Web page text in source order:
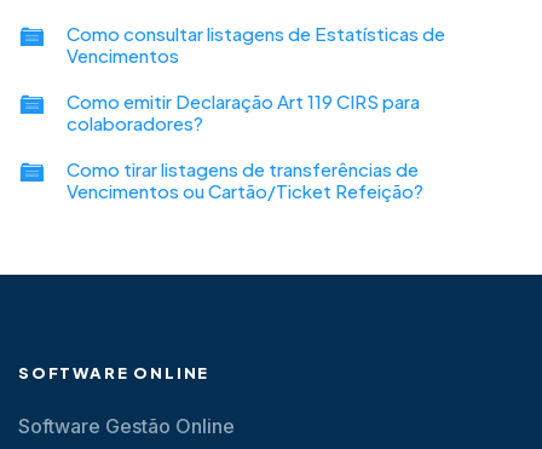
Como consultar listagens de Estatísticas de
Vencimentos
Como emitir Declaração Art 119 CIRS para
colaboradores?
Como tirar listagens de transferências de
Vencimentos ou Cartão/Ticket Refeição?
SOFTWARE ONLINE
Software Gestão Online